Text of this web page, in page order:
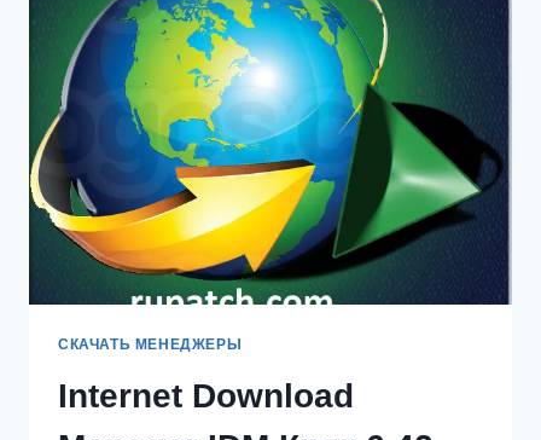
+
ЛИЦЕНЗИОННЫЙ
КЛЮЧ
2024
СКАЧАТЬ МЕНЕДЖЕРЫ
Internet Download